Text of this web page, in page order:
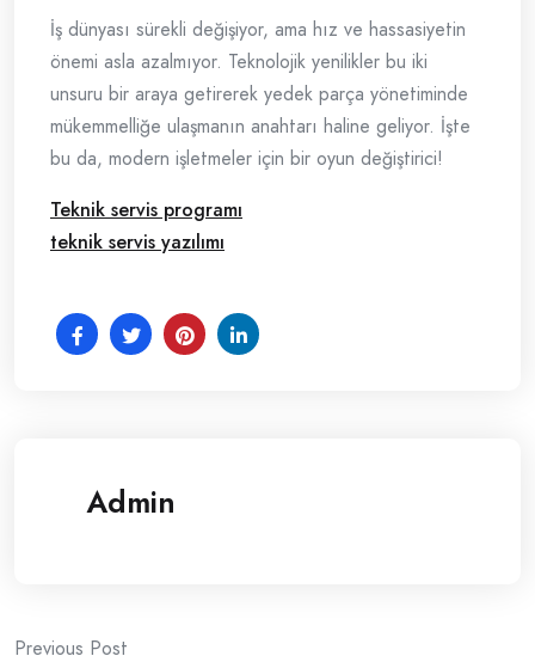
İş dünyası sürekli değişiyor, ama hız ve hassasiyetin
önemi asla azalmıyor. Teknolojik yenilikler bu iki
unsuru bir araya getirerek yedek parça yönetiminde
mükemmelliğe ulaşmanın anahtarı haline geliyor. İşte
bu da, modern işletmeler için bir oyun değiştirici!
Teknik servis programı
teknik servis yazılımı
Admin
Previous Post